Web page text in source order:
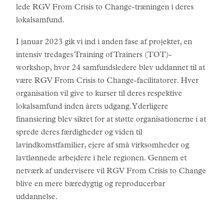
lede RGV From Crisis to Change-træningen i deres
lokalsamfund.
I januar 2023 gik vi ind i anden fase af projektet, en
intensiv tredages Training of Trainers (TOT)-
workshop, hvor 24 samfundsledere blev uddannet til at
være RGV From Crisis to Change-facilitatorer. Hver
organisation vil give to kurser til deres respektive
lokalsamfund inden årets udgang. Yderligere
finansiering blev sikret for at støtte organisationerne i at
sprede deres færdigheder og viden til
lavindkomstfamilier, ejere af små virksomheder og
lavtlønnede arbejdere i hele regionen. Gennem et
netværk af undervisere vil RGV From Crisis to Change
blive en mere bæredygtig og reproducerbar
uddannelse.